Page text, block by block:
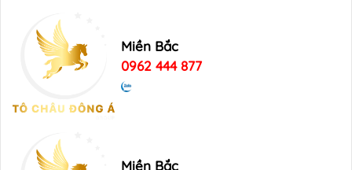
Miền Bắc
0962 444 877
Miền Bắc